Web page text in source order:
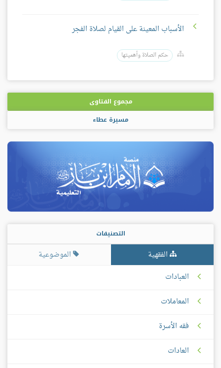
الأسباب المعينة على القيام لصلاة الفجر
حكم الصلاة وأهميتها
مجموع الفتاوى
مسيرة عطاء
التصنيفات
الفقهية
الموضوعية
العبادات
المعاملات
فقه الأسرة
العادات